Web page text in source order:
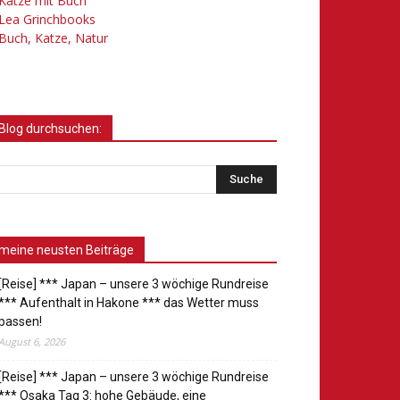
Lea Grinchbooks
Buch, Katze, Natur
Blog durchsuchen:
neusten Beiträge
[Reise] *** Japan – unsere 3 wöchige Rundreise
Aufenthalt in Hakone *** das Wetter muss
6, 2026
[Reise] *** Japan – unsere 3 wöchige Rundreise
Osaka Tag 3: hohe Gebäude, eine